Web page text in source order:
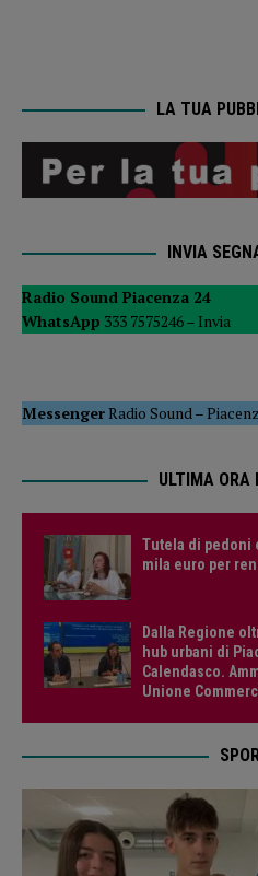
LA TUA
INVIA
Radio Sound Piacenza 24
WhatsApp 333 7575246 – Invia
MessengerRadio Sound –
ULTIMA ORA
Tutela di pedoni
mila euro per
Dalla Regione
hub urbani di
Calendasco.
Unione